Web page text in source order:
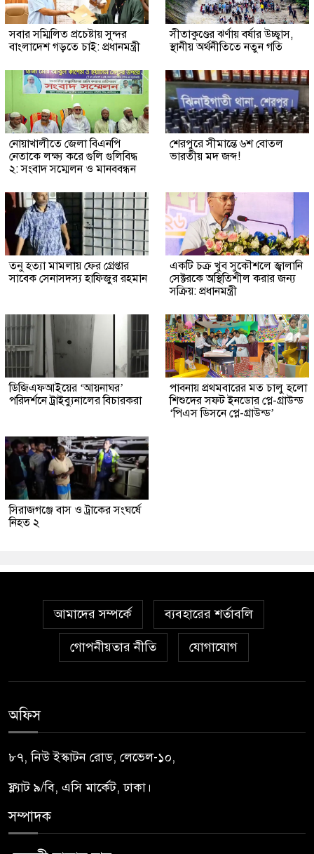
সবার সম্মিলিত প্রচেষ্টায় সুন্দর
বাংলাদেশ গড়তে চাই: প্রধানমন্ত্রী
সীতাকুণ্ডের ঝর্ণায় বর্ষার উচ্ছ্বাস,
স্থানীয় অর্থনীতিতে নতুন গতি
নোয়াখালীতে জেলা বিএনপি
নেতাকে লক্ষ্য করে গুলি গুলিবিদ্ধ
২: সংবাদ সম্মেলন ও মানববন্ধন
শেরপুরে সীমান্তে ৬শ বোতল
ভারতীয় মদ জব্দ!
তনু হত্যা মামলায় ফের গ্রেপ্তার
সাবেক সেনাসদস্য হাফিজুর রহমান
একটি চক্র খুব সুকৌশলে জ্বালানি
সেক্টরকে অস্থিতিশীল করার জন্য
সক্রিয়: প্রধানমন্ত্রী
ডিজিএফআইয়ের ‘আয়নাঘর’
পরিদর্শনে ট্রাইব্যুনালের বিচারকরা
পাবনায় প্রথমবারের মত চালু হলো
শিশুদের সফট ইনডোর প্লে-গ্রাউন্ড
‘পিএস ডিসনে প্লে-গ্রাউন্ড’
সিরাজগঞ্জে বাস ও ট্রাকের সংঘর্ষে
নিহত ২
আমাদের সম্পর্কে ব্যবহারের শর্তাবলি
গোপনীয়তার নীতি যোগাযোগ
অফিস
৮৭, নিউ ইস্কাটন রোড, লেভেল-১০,
ফ্ল্যাট ৯/বি, এসি মার্কেট, ঢাকা।
সম্পাদক